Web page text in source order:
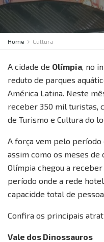
Home Cultura
A cidade de Olímpia, no
reduto de parques
América Latina. Neste
receber 350 mil turistas,
de Turismo e Cultura do
A força vem pelo período
assim como os meses de
Olímpia chegou a
período onde a rede
capacidde total de
Confira os principais
Vale dos Dinossauros